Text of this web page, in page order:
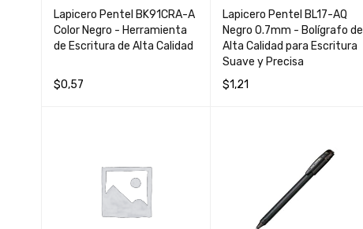
Lapicero Pentel BK91CRA-A
Color Negro - Herramienta
de Escritura de Alta Calidad
$0,57
Lapicero Pentel BL17-AQ
Negro 0.7mm - Bolígrafo de
Alta Calidad para Escritura
Suave y Precisa
$1,21